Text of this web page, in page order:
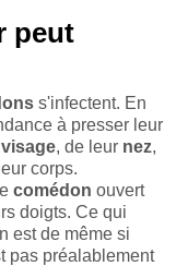
peut
s'infectent. En
à presser leur
visage, de leur nez,
corps.
comédon ouvert
doigts. Ce qui
est de même si
pas préalablement